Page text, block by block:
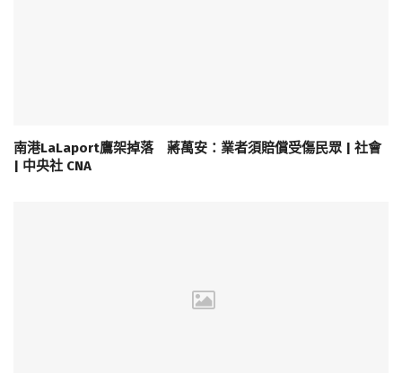
南港LaLaport鷹架掉落 蔣萬安：業者須賠償受傷民眾 | 社會
| 中央社 CNA